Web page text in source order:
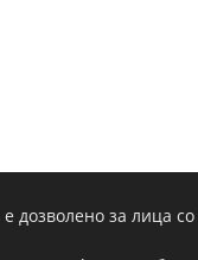
дозволено за лица